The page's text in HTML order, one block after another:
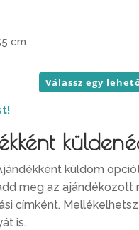
cm
küldöm
meg az ajándékozott
címként.
is.